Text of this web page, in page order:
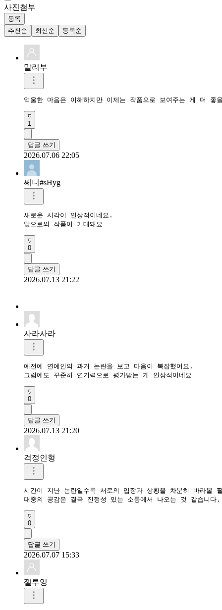
사진첨부
등록
추천순
최신순 등록순
말리부
억울한 마음은 이해하지만 이제는 작품으로 보여주는 게 더 좋
1
답글 쓰기
2026.07.06 22:05
쎄니#sHyg
새로운 시각이 인상적이네요.
앞으로의 작품이 기대돼요
0
답글 쓰기
2026.07.13 21:22
사라사라
예전에 연예인의 과거 논란을 보고 마음이 복잡했어요.
그럼에도 꾸준히 연기력으로 평가받는 게 인상적이네요
0
답글 쓰기
2026.07.13 21:20
걱정인형
시간이 지난 논란일수록 서로의 입장과 상황을 차분히 바라볼
0
답글 쓰기
2026.07.07 15:33
젤루잉